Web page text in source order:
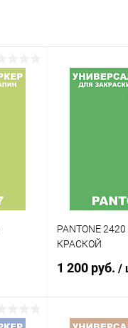
PANTONE
КРАСКОЙ
1 200 руб. /